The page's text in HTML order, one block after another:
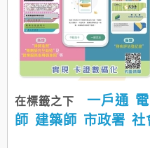
在標籤之下 一戶通
師 建築師 市政署 社